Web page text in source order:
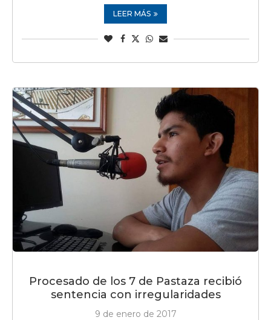
LEER MÁS
Procesado de los 7 de Pastaza recibió
sentencia con irregularidades
9 de enero de 2017